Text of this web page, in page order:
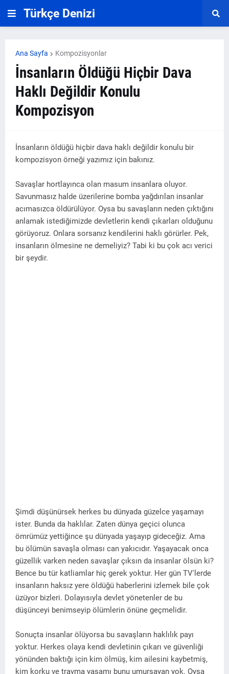
Türkçe Denizi
Ana Sayfa Kompozisyonlar
İnsanların Öldüğü Hiçbir Dava
Haklı Değildir Konulu
Kompozisyon
İnsanların öldüğü hiçbir dava haklı değildir konulu bir
kompozisyon örneği yazımız için bakınız.
Savaşlar hortlayınca olan masum insanlara oluyor.
Savunmasız halde üzerilerine bomba yağdırılan insanlar
acımasızca öldürülüyor. Oysa bu savaşların neden çıktığını
anlamak istediğimizde devletlerin kendi çıkarları olduğunu
görüyoruz. Onlara sorsanız kendilerini haklı görürler. Pek,
insanların ölmesine ne demeliyiz? Tabi ki bu çok acı verici
bir şeydir.
Şimdi düşünürsek herkes bu dünyada güzelce yaşamayı
ister. Bunda da haklılar. Zaten dünya geçici olunca
ömrümüz yettiğince şu dünyada yaşayıp gideceğiz. Ama
bu ölümün savaşla olması can yakıcıdır. Yaşayacak onca
güzellik varken neden savaşlar çıksın da insanlar ölsün ki?
Bence bu tür katliamlar hiç gerek yoktur. Her gün TV'lerde
insanların haksız yere öldüğü haberlerini izlemek bile çok
üzüyor bizleri. Dolayısıyla devlet yönetenler de bu
düşünceyi benimseyip ölümlerin önüne geçmelidir.
Sonuçta insanlar ölüyorsa bu savaşların haklılık payı
yoktur. Herkes olaya kendi devletinin çıkarı ve güvenliği
yönünden baktığı için kim ölmüş, kim ailesini kaybetmiş,
kim korku ve travma yaşamı bunu umursayan yok. Oysa